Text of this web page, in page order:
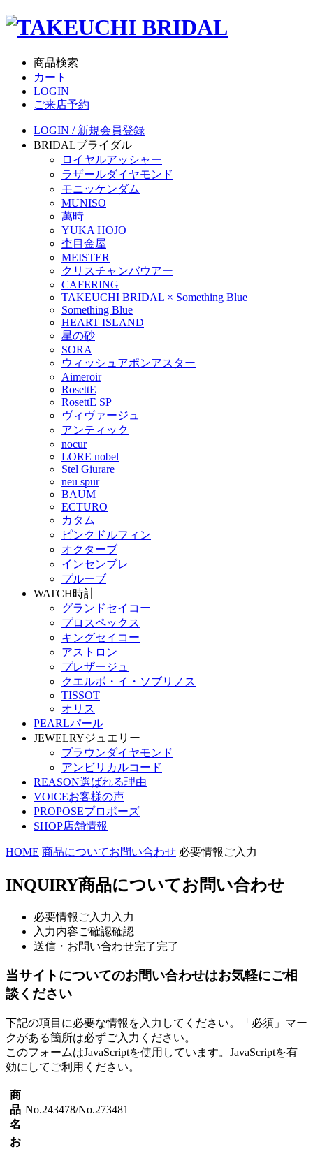
商品検索
カート
LOGIN
ご来店予約
LOGIN / 新規会員登録
BRIDALブライダル
ロイヤルアッシャー
ラザールダイヤモンド
モニッケンダム
MUNISO
萬時
YUKA HOJO
杢目金屋
MEISTER
クリスチャンバウアー
CAFERING
TAKEUCHI BRIDAL × Something Blue
Something Blue
HEART ISLAND
星の砂
SORA
ウィッシュアポンアスター
Aimeroir
RosettE
RosettE SP
ヴィヴァージュ
アンティック
nocur
LORE nobel
Stel Giurare
neu spur
BAUM
ECTURO
カタム
ピンクドルフィン
オクターブ
インセンブレ
プルーブ
WATCH時計
グランドセイコー
プロスペックス
キングセイコー
アストロン
プレザージュ
クエルボ・イ・ソブリノス
TISSOT
オリス
PEARLパール
JEWELRYジュエリー
ブラウンダイヤモンド
アンビリカルコード
REASON選ばれる理由
VOICEお客様の声
PROPOSEプロポーズ
SHOP店舗情報
HOME 商品についてお問い合わせ 必要情報ご入力
INQUIRY商品についてお問い合わせ
必要情報ご入力 入力
入力内容ご確認確認
送信・お問い合わせ完了完了
当サイトについてのお問い合わせはお気軽にご相
談ください
下記の項目に必要な情報を入力してください。「必須」マー
クがある箇所は必ずご入力ください。
このフォームはJavaScriptを使用しています。JavaScriptを有
効にしてご利用ください。
商
品
名
No.243478/No.273481
お